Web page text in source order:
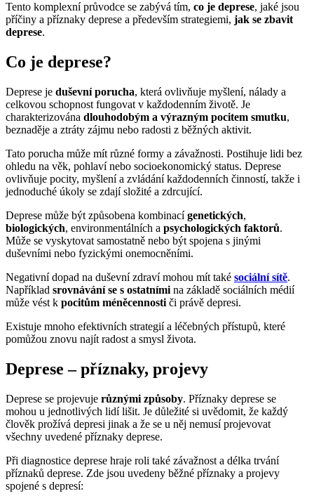
Tento komplexní průvodce se zabývá tím, co je deprese, jaké jsou
příčiny a příznaky deprese a především strategiemi, jak se zbavit
deprese.
Co je deprese?
Deprese je duševní porucha, která ovlivňuje myšlení, nálady a
celkovou schopnost fungovat v každodenním životě. Je
charakterizována dlouhodobým a výrazným pocitem smutku,
beznaděje a ztráty zájmu nebo radosti z běžných aktivit.
Tato porucha může mít různé formy a závažnosti. Postihuje lidi bez
ohledu na věk, pohlaví nebo socioekonomický status. Deprese
ovlivňuje pocity, myšlení a zvládání každodenních činností, takže i
jednoduché úkoly se zdají složité a zdrcující.
Deprese může být způsobena kombinacígenetických,
biologických, environmentálních a psychologických faktorů.
Může se vyskytovat samostatně nebo být spojena s jinými
duševními nebo fyzickými onemocněními.
Negativní dopad na duševní zdraví mohou mít také sociální sítě.
Například srovnávání se s ostatními na základě sociálních médií
může vést k pocitům méněcennosti či právě depresi.
Existuje mnoho efektivních strategií a léčebných přístupů, které
pomůžou znovu najít radost a smysl života.
Deprese – příznaky, projevy
Deprese se projevuje různými způsoby. Příznaky deprese se
mohou u jednotlivých lidí lišit. Je důležité si uvědomit, že každý
člověk prožívá depresi jinak a že se u něj nemusí projevovat
všechny uvedené příznaky deprese.
Při diagnostice deprese hraje roli také závažnost a délka trvání
příznaků deprese. Zde jsou uvedeny běžné příznaky a projevy
spojené s depresí: